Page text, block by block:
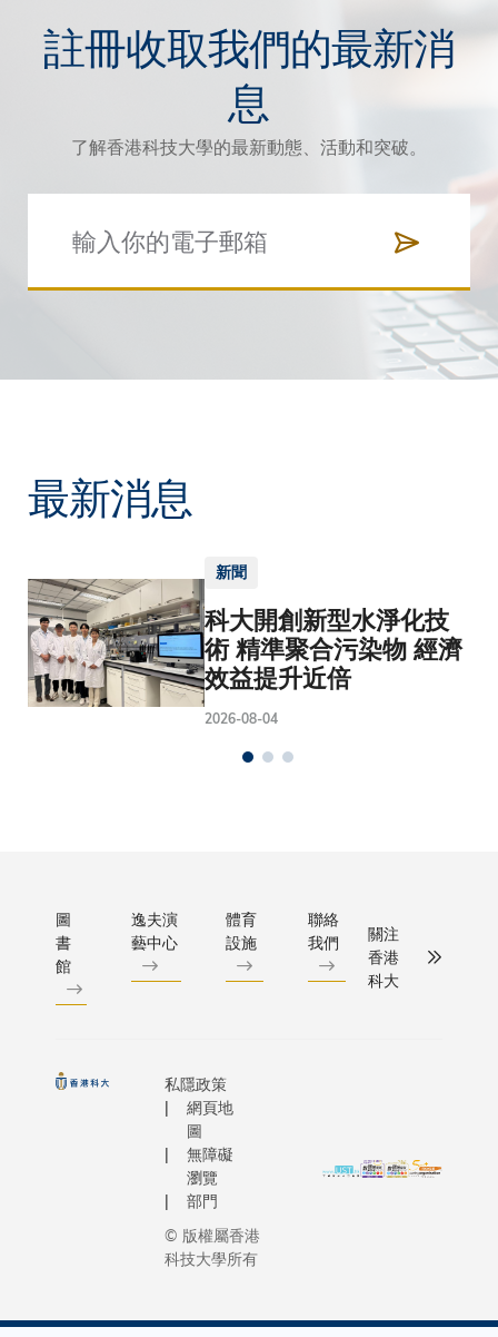
註冊收取我們的最新消
息
了解香港科技大學的最新動態、活動和突破。
最新消息
新聞
科大開創新型水淨化技
術 精準聚合污染物 經濟
效益提升近倍
2026-08-04
圖
書
館
逸夫演
藝中心
體育
設施
聯絡
我們
關注
香港
科大
私隱政策
網頁地
圖
無障礙
瀏覽
部門
© 版權屬香港
科技大學所有